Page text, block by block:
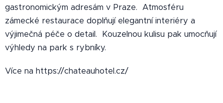
gastronomickým adresám v Praze. Atmosféru
zámecké restaurace doplňují elegantní interiéry a
výjimečná péče o detail. Kouzelnou kulisu pak umocňují
výhledy na park s rybníky.
Více na https://chateauhotel.cz/